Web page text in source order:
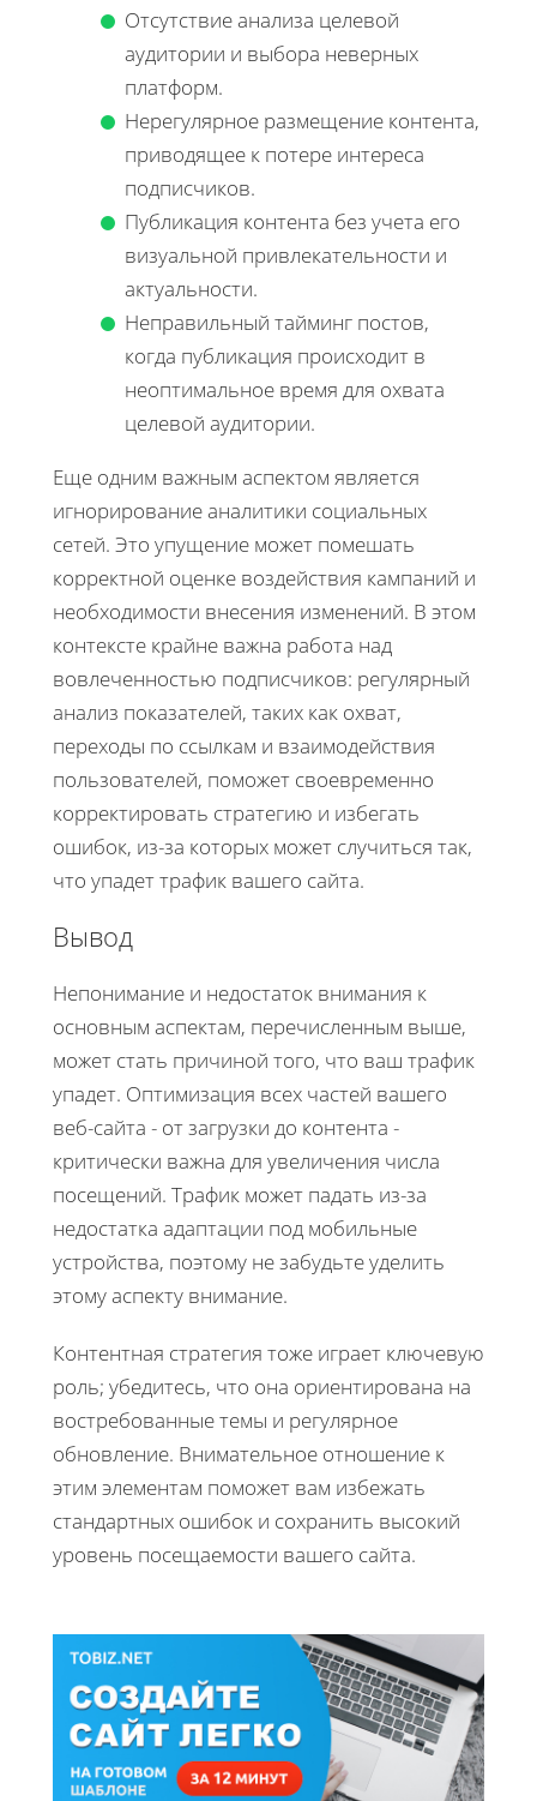
Отсутствие анализа целевой
аудитории и выбора неверных
платформ.
Нерегулярное размещение контента,
приводящее к потере интереса
подписчиков.
Публикация контента без учета его
визуальной привлекательности и
актуальности.
Неправильный тайминг постов,
когда публикация происходит в
неоптимальное время для охвата
целевой аудитории.
Еще одним важным аспектом является
игнорирование аналитики социальных
сетей. Это упущение может помешать
корректной оценке воздействия кампаний и
необходимости внесения изменений. В этом
контексте крайне важна работа над
вовлеченностью подписчиков: регулярный
анализ показателей, таких как охват,
переходы по ссылкам и взаимодействия
пользователей, поможет своевременно
корректировать стратегию и избегать
ошибок, из-за которых может случиться так,
что упадет трафик вашего сайта.
Вывод
Непонимание и недостаток внимания к
основным аспектам, перечисленным выше,
может стать причиной того, что ваш трафик
упадет. Оптимизация всех частей вашего
веб-сайта - от загрузки до контента -
критически важна для увеличения числа
посещений. Трафик может падать из-за
недостатка адаптации под мобильные
устройства, поэтому не забудьте уделить
этому аспекту внимание.
Контентная стратегия тоже играет ключевую
роль; убедитесь, что она ориентирована на
востребованные темы и регулярное
обновление. Внимательное отношение к
этим элементам поможет вам избежать
стандартных ошибок и сохранить высокий
уровень посещаемости вашего сайта.